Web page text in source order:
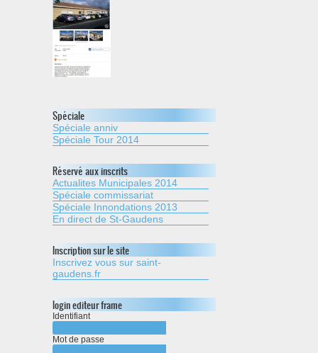
Spéciale
Spéciale anniv
Spéciale Tour 2014
Réservé aux inscrits
Actualites Municipales 2014
Spéciale commissariat
Spéciale Innondations 2013
En direct de St-Gaudens
Inscription sur le site
Inscrivez vous sur saint-
gaudens.fr
login editeur frame